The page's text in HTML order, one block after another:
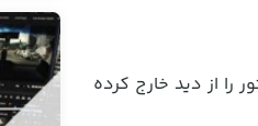
از دید خارج کرده